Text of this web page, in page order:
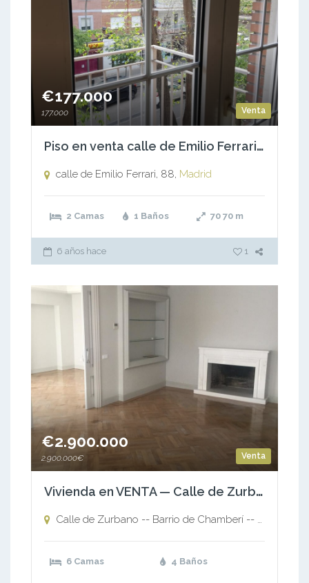
Venta
€177.000
177.000
Piso en venta calle de Emilio Ferrari, 88
calle de Emilio Ferrari, 88, Madrid
2 Camas 1 Baños 70 70 m
6 años hace 1
Venta
€2.900.000
2.900.000€
Vivienda en VENTA — Calle de Zurbano — Barrio de Chamberí — Madrid
Calle de Zurbano -- Barrio de Chamberí -- Madrid,
6 Camas 4 Baños